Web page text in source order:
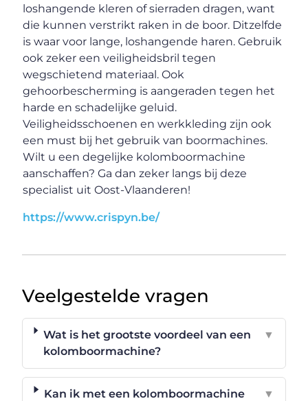
loshangende kleren of sierraden dragen, want
die kunnen verstrikt raken in de boor. Ditzelfde
is waar voor lange, loshangende haren. Gebruik
ook zeker een veiligheidsbril tegen
wegschietend materiaal. Ook
gehoorbescherming is aangeraden tegen het
harde en schadelijke geluid.
Veiligheidsschoenen en werkkleding zijn ook
een must bij het gebruik van boormachines.
Wilt u een degelijke kolomboormachine
aanschaffen? Ga dan zeker langs bij deze
specialist uit Oost-Vlaanderen!
https://www.crispyn.be/
Veelgestelde vragen
Wat is het grootste voordeel van een
kolomboormachine?
▼
Kan ik met een kolomboormachine
▼